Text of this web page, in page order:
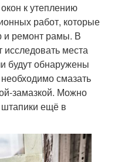
к утеплению
работ, которые
и ремонт рамы. В
исследовать места
будут обнаружены
смазать
замазкой. Можно
ещё в